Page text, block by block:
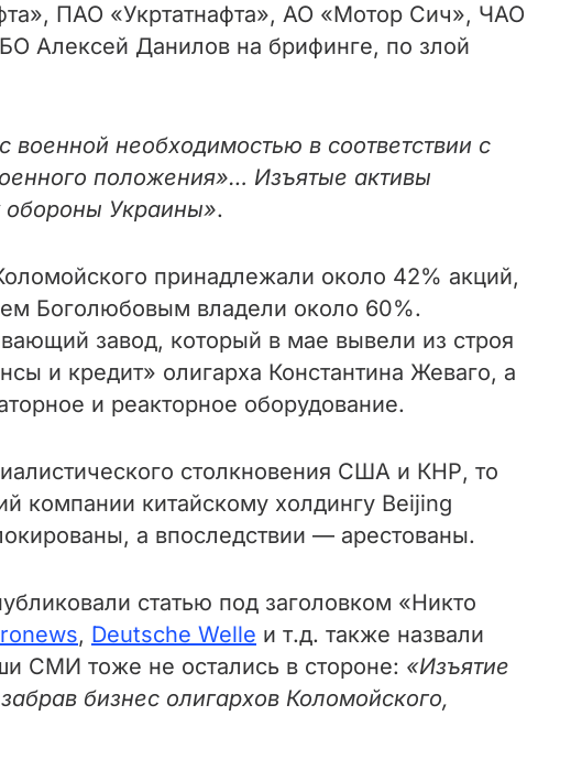
ПАО «Укртатнафта», АО «Мотор Сич», ЧАО
Алексей Данилов на брифинге, по злой
необходимостью в соответствии с
положения»… Изъятые активы
обороны Украины».
принадлежали около 42% акций,
Боголюбовым владели около 60%.
завод, который в мае вывели из строя
и кредит» олигарха Константина Жеваго, а
и реакторное оборудование.
столкновения США и КНР, то
компании китайскому холдингу Beijing
а впоследствии — арестованы.
статью под заголовком «Никто
, Deutsche Welle и т.д. также назвали
СМИ тоже не остались в стороне: «Изъятие
бизнес олигархов Коломойского,